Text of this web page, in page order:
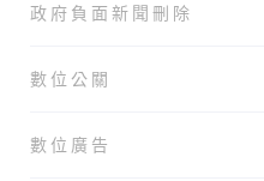
政府負面新聞刪除
數位公關
數位廣告